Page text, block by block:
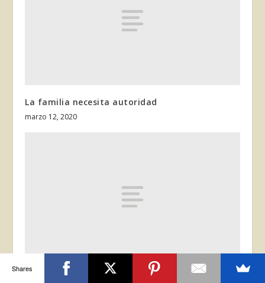
La familia necesita autoridad
marzo 12, 2020
No juzgueis
Shares